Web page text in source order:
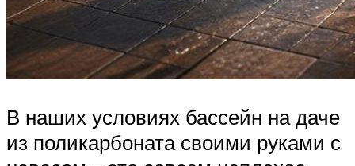
В наших условиях бассейн на даче
из поликарбоната своими руками с